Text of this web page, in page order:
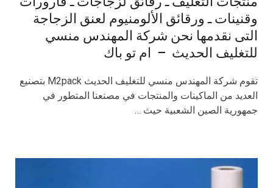
وقنينات ـ ورقائق الألومنيوم لعنق الزجاجة
التى نقدمها نحن شركة المهندس منسي
للتغليف الحديث – ام تو باك
تقوم شركة المهندس منسي للتغليف الحديث M2pack بتصنيع
العديد من الماكينات والمنتجات في مصنعنا المتطور في
جمهورية الصين الشعبية حيث …